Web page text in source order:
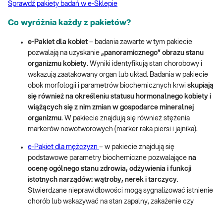
Sprawdź pakiety badań w e-Sklepie
Co wyróżnia każdy z pakietów?
e-Pakiet dla kobiet – badania zawarte w tym pakiecie
pozwalają na uzyskanie „panoramicznego” obrazu stanu
organizmu kobiety. Wyniki identyfikują stan chorobowy i
wskazują zaatakowany organ lub układ. Badania w pakiecie
obok morfologii i parametrów biochemicznych krwi skupiają
się również na określeniu statusu hormonalnego kobiety i
wiążących się z nim zmian w gospodarce mineralnej
organizmu. W pakiecie znajdują się również stężenia
markerów nowotworowych (marker raka piersi i jajnika).
e-Pakiet dla mężczyzn – w pakiecie znajdują się
podstawowe parametry biochemiczne pozwalające na
ocenę ogólnego stanu zdrowia, odżywienia i funkcji
istotnych narządów: wątroby, nerek i tarczycy.
Stwierdzane nieprawidłowości mogą sygnalizować istnienie
chorób lub wskazywać na stan zapalny, zakażenie czy